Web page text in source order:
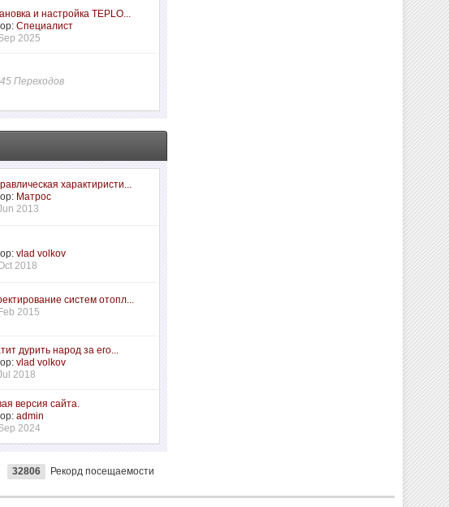
и настройка TEPLO...
Специалист
2025
Переходов
характиристи...
Матрос
2013
vlad volkov
2018
систем отопл...
2015
дурить народ за его...
vlad volkov
2018
версия сайта.
admin
2024
32806 Рекорд посещаемости